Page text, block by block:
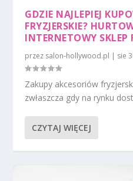
GDZIE NAJLEPIEJ
FRYZJERSKIE?
INTERNETOWY SKLEP
przez salon-hollywood.pl | sie
Zakupy akcesoriów
zwłaszcza gdy na rynku
CZYTAJ WIĘCEJ